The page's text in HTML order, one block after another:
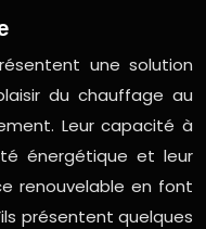
une solution
du chauffage au
Leur capacité à
énergétique et leur
renouvelable en font
présentent quelques